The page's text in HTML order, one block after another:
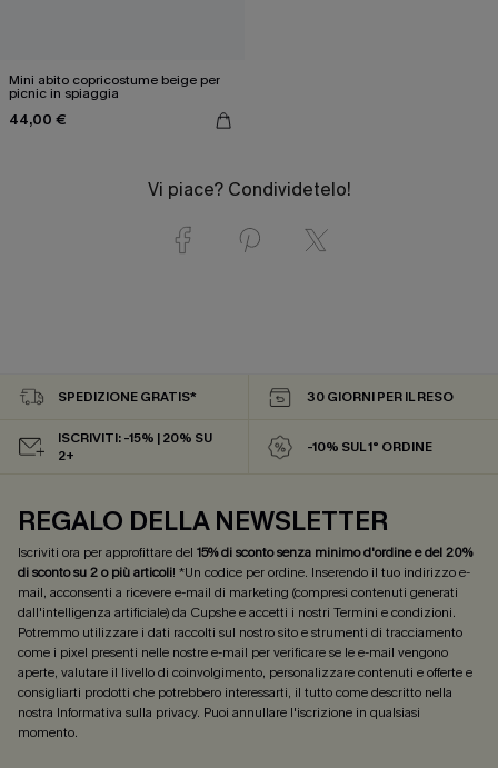
Mini abito copricostume beige per
picnic in spiaggia
44,00 €
Vi piace? Condividetelo!
SPEDIZIONE GRATIS* 30 GIORNI PER IL RESO
ISCRIVITI: -15% | 20% SU
2+
-10% SUL 1° ORDINE
REGALO DELLA NEWSLETTER
Iscriviti ora per approfittare del 15% di sconto senza minimo d'ordine e del 20%
di sconto su 2 o più articoli! *Un codice per ordine. Inserendo il tuo indirizzo e-
mail, acconsenti a ricevere e-mail di marketing (compresi contenuti generati
dall'intelligenza artificiale) da Cupshe e accetti i nostri Termini e condizioni.
Potremmo utilizzare i dati raccolti sul nostro sito e strumenti di tracciamento
come i pixel presenti nelle nostre e-mail per verificare se le e-mail vengono
aperte, valutare il livello di coinvolgimento, personalizzare contenuti e offerte e
consigliarti prodotti che potrebbero interessarti, il tutto come descritto nella
nostra Informativa sulla privacy. Puoi annullare l'iscrizione in qualsiasi
momento.